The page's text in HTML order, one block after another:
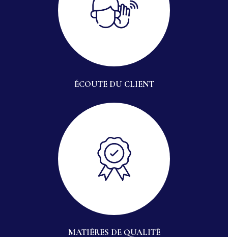
ÉCOUTE DU CLIENT
MATIÈRES DE QUALITÉ